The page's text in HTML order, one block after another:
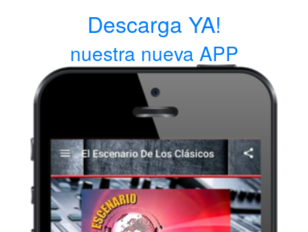
Descarga YA!
nuestra nueva APP